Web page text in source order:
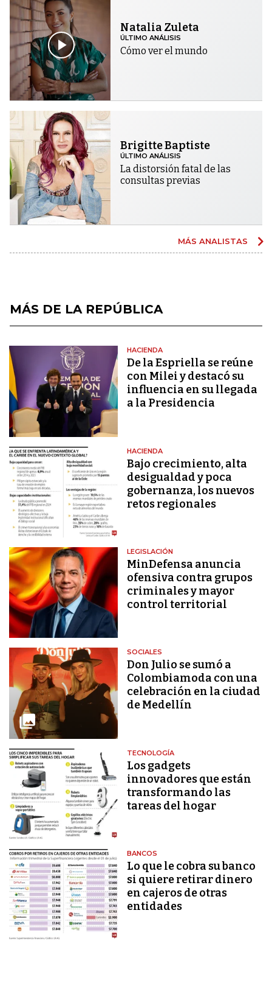
Natalia Zuleta
ÚLTIMO ANÁLISIS
Cómo ver el mundo
Brigitte Baptiste
ÚLTIMO ANÁLISIS
La distorsión fatal de las
consultas previas
MÁS ANALISTAS
MÁS DE LA REPÚBLICA
HACIENDA
De la Espriella se reúne
con Milei y destacó su
influencia en su llegada
a la Presidencia
HACIENDA
Bajo crecimiento, alta
desigualdad y poca
gobernanza, los nuevos
retos regionales
LEGISLACIÓN
MinDefensa anuncia
ofensiva contra grupos
criminales y mayor
control territorial
SOCIALES
Don Julio se sumó a
Colombiamoda con una
celebración en la ciudad
de Medellín
TECNOLOGÍA
Los gadgets
innovadores que están
transformando las
tareas del hogar
BANCOS
Lo que le cobra su banco
si quiere retirar dinero
en cajeros de otras
entidades